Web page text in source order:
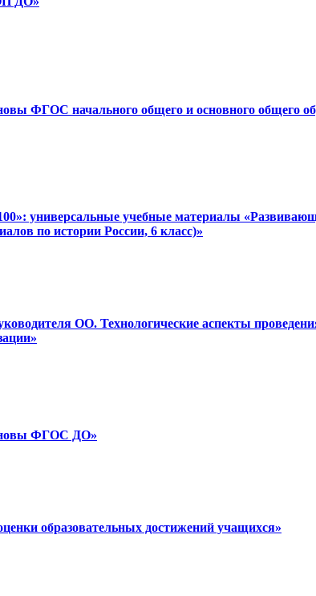
ФГОС начального общего и основного общего
универсальные учебные материалы
по истории России, 6 класс)»
ОО. Технологические аспекты
ФГОС ДО»
образовательных достижений учащихся»